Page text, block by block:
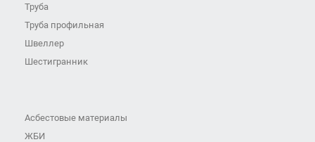
Труба
Труба профильная
Швеллер
Шестигранник
Асбестовые материалы
ЖБИ